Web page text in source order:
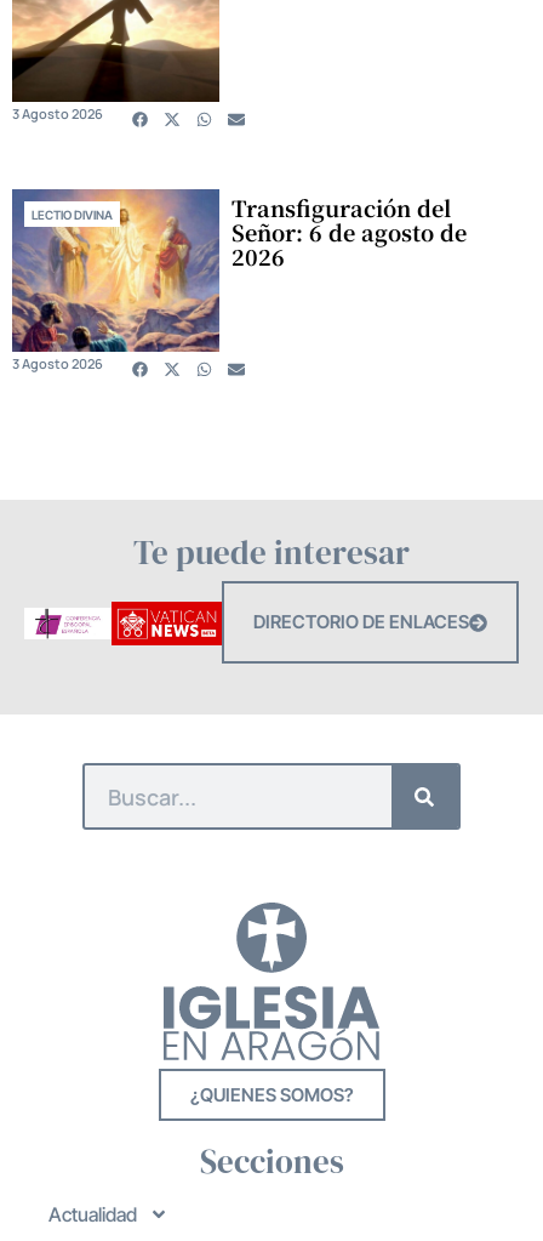
3 Agosto 2026
LECTIO DIVINA Transfiguración del
Señor: 6 de agosto de
2026
3 Agosto 2026
Te puede interesar
DIRECTORIO DE ENLACES
¿QUIENES SOMOS?
Secciones
Actualidad